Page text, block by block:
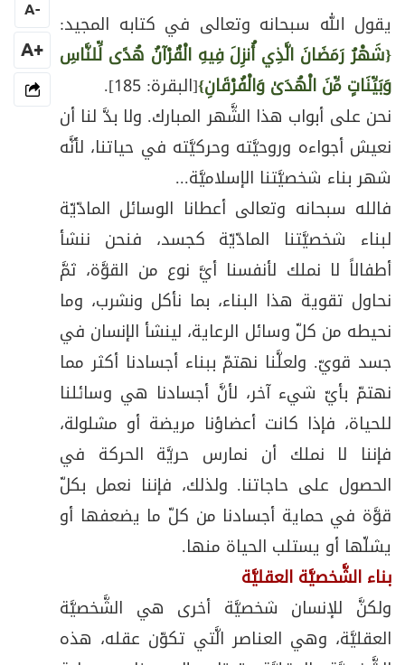
يقول الله سبحانه وتعالى في كتابه المجيد:
{شَهْرُ رَمَضَانَ الَّذِي أُنزِلَ فِيهِ الْقُرْآنُ هُدًى لِّلنَّاسِ
وَبَيِّنَاتٍ مِّنَ الْهُدَىٰ وَالْفُرْقَانِ}[البقرة: 185].
نحن على أبواب هذا الشَّهر المبارك. ولا بدَّ لنا أن
نعيش أجواءه وروحيَّته وحركيَّته في حياتنا، لأنَّه
شهر بناء شخصيَّتنا الإسلاميَّة...
فالله سبحانه وتعالى أعطانا الوسائل المادّيّة
لبناء شخصيَّتنا المادّيّة كجسد، فنحن ننشأ
أطفالاً لا نملك لأنفسنا أيَّ نوع من القوَّة، ثمَّ
نحاول تقوية هذا البناء، بما نأكل ونشرب، وما
نحيطه من كلّ وسائل الرعاية، لينشأ الإنسان في
جسد قويّ. ولعلَّنا نهتمّ ببناء أجسادنا أكثر مما
نهتمّ بأيّ شيء آخر، لأنَّ أجسادنا هي وسائلنا
للحياة، فإذا كانت أعضاؤنا مريضة أو مشلولة،
فإننا لا نملك أن نمارس حريَّة الحركة في
الحصول على حاجاتنا. ولذلك، فإننا نعمل بكلّ
قوَّة في حماية أجسادنا من كلّ ما يضعفها أو
يشلّها أو يستلب الحياة منها.
بناء الشَّخصيَّة العقليَّة
ولكنَّ للإنسان شخصيَّة أخرى هي الشَّخصيَّة
العقليَّة، وهي العناصر الَّتي تكوّن عقله، هذه
-
A
+A